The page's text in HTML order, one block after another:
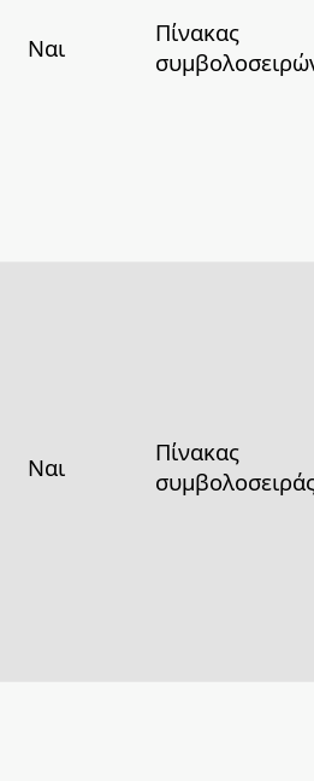
Ναι
Πίνακας
Ναι
Πίνακας